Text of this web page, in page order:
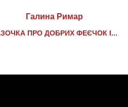
Галина Римар
ПРО ДОБРИХ ФЕЄЧОК І...​​